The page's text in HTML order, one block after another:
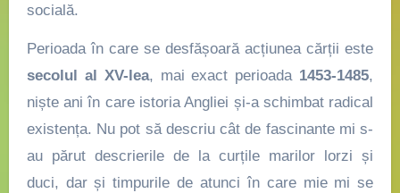
socială.
Perioada în care se desfășoară acțiunea cărții este
secolul al XV-lea, mai exact perioada 1453-1485,
niște ani în care istoria Angliei și-a schimbat radical
existența. Nu pot să descriu cât de fascinante mi s-
au părut descrierile de la curțile marilor lorzi și
duci, dar și timpurile de atunci în care mie mi se